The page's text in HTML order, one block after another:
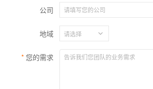
公司
地域
您的需求